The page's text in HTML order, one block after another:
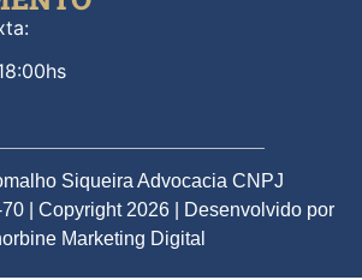
Siqueira Advocacia CNPJ
| Copyright 2026 | Desenvolvido por
Marketing Digital